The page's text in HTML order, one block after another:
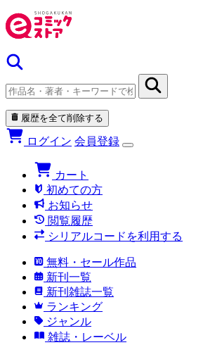
履歴を全て削除する
ログイン 会員登録
カート
初めての方
お知らせ
閲覧履歴
シリアルコードを利用する
無料・セール作品
新刊一覧
新刊雑誌一覧
ランキング
ジャンル
雑誌・レーベル